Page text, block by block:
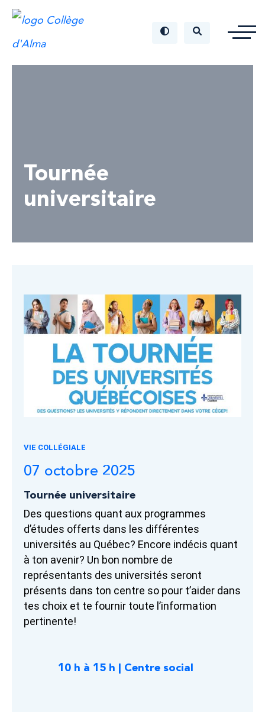
Tournée
universitaire
VIE COLLÉGIALE
07 octobre 2025
Tournée universitaire
Des questions quant aux programmes
d’études offerts dans les différentes
universités au Québec? Encore indécis quant
à ton avenir? Un bon nombre de
représentants des universités seront
présents dans ton centre so pour t’aider dans
tes choix et te fournir toute l’information
pertinente!
10 h à 15 h | Centre social